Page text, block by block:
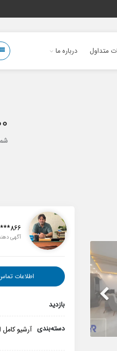
متداول درباره ما
آگهی
اطلاعات
بازدید
دسته‌بندی آرشیو کامل